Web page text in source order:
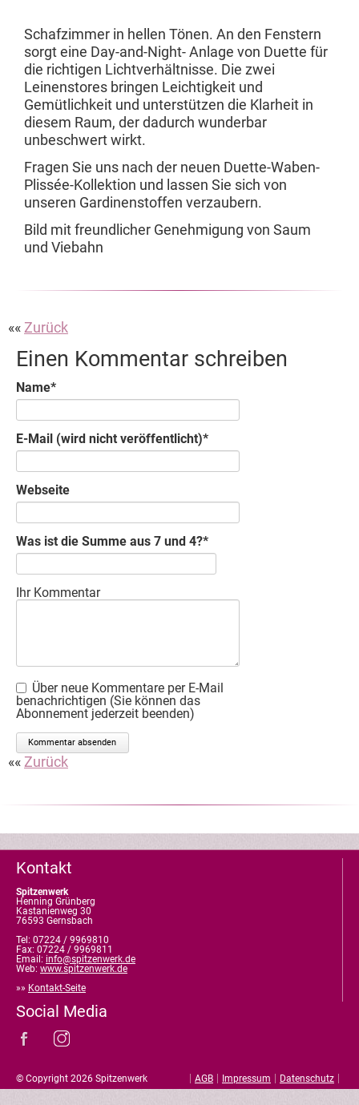
Schafzimmer in hellen Tönen. An den Fenstern
sorgt eine Day-and-Night- Anlage von Duette für
die richtigen Lichtverhältnisse. Die zwei
Leinenstores bringen Leichtigkeit und
Gemütlichkeit und unterstützen die Klarheit in
diesem Raum, der dadurch wunderbar
unbeschwert wirkt.
Fragen Sie uns nach der neuen Duette-Waben-
Plissée-Kollektion und lassen Sie sich von
unseren Gardinenstoffen verzaubern.
Bild mit freundlicher Genehmigung von Saum
und Viebahn
Zurück
Einen Kommentar schreiben
Pflichtfeld
Name*
Pflichtfeld
E-Mail (wird nicht veröffentlicht)*
Webseite
Was ist die Summe aus 7 und 4?*
Ihr Kommentar
Über neue Kommentare per E-Mail
benachrichtigen (Sie können das
Abonnement jederzeit beenden)
Zurück
Kontakt
Spitzenwerk
Henning Grünberg
Kastanienweg 30
76593 Gernsbach
Tel: 07224 / 9969810
Fax: 07224 / 9969811
Email: info@spitzenwerk.de
Web: www.spitzenwerk.de
»» Kontakt-Seite
Social Media
Navigation
überspringen
AGB Impressum Datenschutz
© Copyright 2026 Spitzenwerk